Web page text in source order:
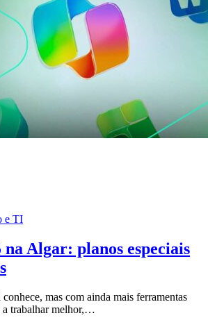
e TI
Algar: planos especiais
mas com ainda mais ferramentas
a trabalhar melhor,…